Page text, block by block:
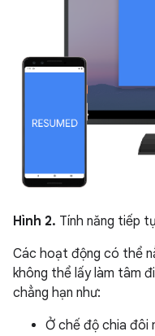
Hình 2. Tính năng tiếp
Các hoạt động có thể
không thể lấy làm tâm
chẳng hạn như:
Ở chế độ chia đôi